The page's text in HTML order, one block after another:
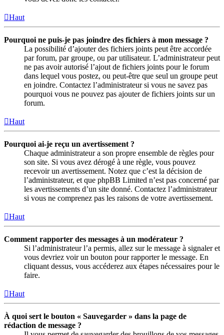
Haut
Pourquoi ne puis-je pas joindre des fichiers à mon message ?
La possibilité d’ajouter des fichiers joints peut être accordée
par forum, par groupe, ou par utilisateur. L’administrateur peut
ne pas avoir autorisé l’ajout de fichiers joints pour le forum
dans lequel vous postez, ou peut-être que seul un groupe peut
en joindre. Contactez l’administrateur si vous ne savez pas
pourquoi vous ne pouvez pas ajouter de fichiers joints sur un
forum.
Haut
Pourquoi ai-je reçu un avertissement ?
Chaque administrateur a son propre ensemble de règles pour
son site. Si vous avez dérogé à une règle, vous pouvez
recevoir un avertissement. Notez que c’est la décision de
l’administrateur, et que phpBB Limited n’est pas concerné par
les avertissements d’un site donné. Contactez l’administrateur
si vous ne comprenez pas les raisons de votre avertissement.
Haut
Comment rapporter des messages à un modérateur ?
Si l’administrateur l’a permis, allez sur le message à signaler et
vous devriez voir un bouton pour rapporter le message. En
cliquant dessus, vous accéderez aux étapes nécessaires pour le
faire.
Haut
À quoi sert le bouton « Sauvegarder » dans la page de
rédaction de message ?